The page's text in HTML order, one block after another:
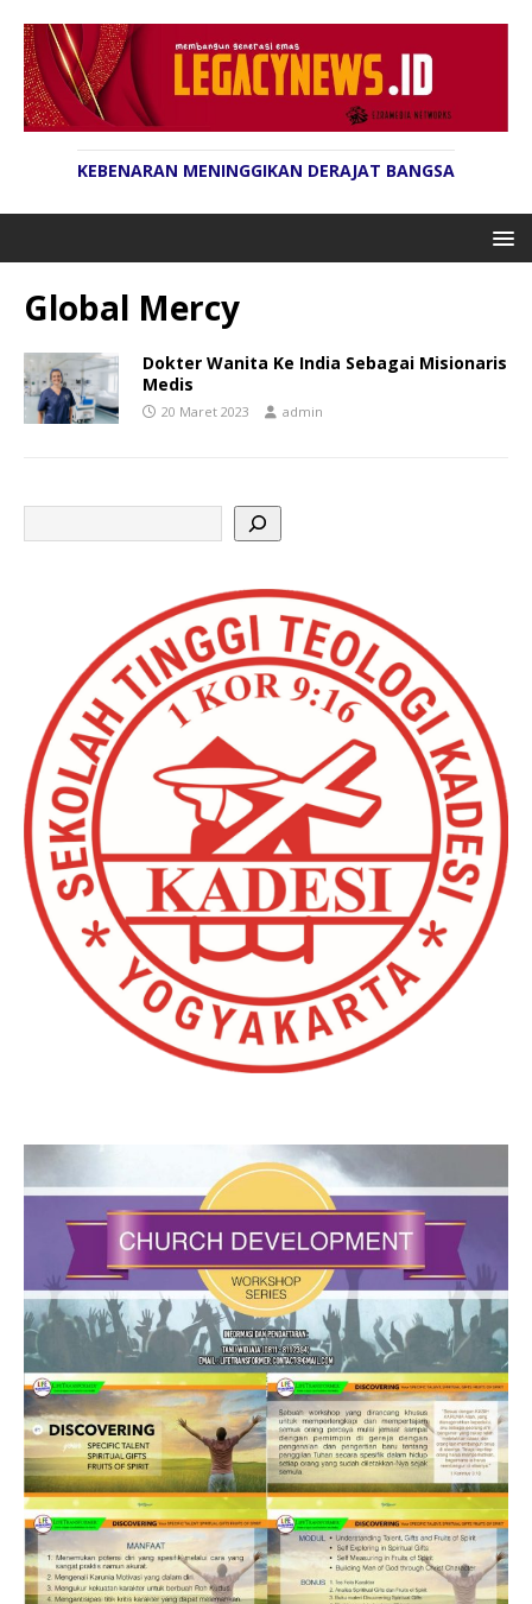
KEBENARAN MENINGGIKAN DERAJAT BANGSA
Global Mercy
Dokter Wanita Ke India Sebagai Misionaris
Medis
20 Maret 2023 admin